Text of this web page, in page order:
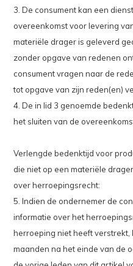
3. De consument kan een
overeenkomst voor levering
materiële drager is geleverd
zonder opgave van redenen
consument vragen naar de
tot opgave van zijn reden(en)
4. De in lid 3 genoemde
het sluiten van de
Verlengde bedenktijd voor
die niet op een materiële
over herroepingsrecht:
5. Indien de ondernemer de
informatie over het
herroeping niet heeft
maanden na het einde van de